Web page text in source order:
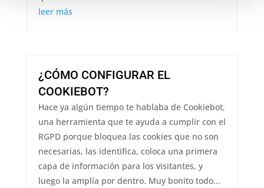
leer más
¿CÓMO CONFIGURAR EL
COOKIEBOT?
Hace ya algún tiempo te hablaba de Cookiebot,
una herramienta que te ayuda a cumplir con el
RGPD porque bloquea las cookies que no son
necesarias, las identifica, coloca una primera
capa de información para los visitantes, y
luego la amplía por dentro. Muy bonito todo...